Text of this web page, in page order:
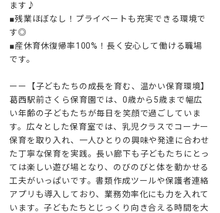
ます♪
■残業ほぼなし！プライベートも充実できる環境で
す◎
■産休育休復帰率100%！長く安心して働ける職場
です。
ーー【子どもたちの成長を育む、温かい保育環境】
葛西駅前さくら保育園では、0歳から5歳まで幅広
い年齢の子どもたちが毎日を笑顔で過ごしていま
す。広々とした保育室では、乳児クラスでコーナー
保育を取り入れ、一人ひとりの興味や発達に合わせ
た丁寧な保育を実践。長い廊下も子どもたちにとっ
ては楽しい遊び場となり、のびのびと体を動かせる
工夫がいっぱいです。書類作成ツールや保護者連絡
アプリも導入しており、業務効率化にも力を入れて
います。子どもたちとじっくり向き合える時間を大